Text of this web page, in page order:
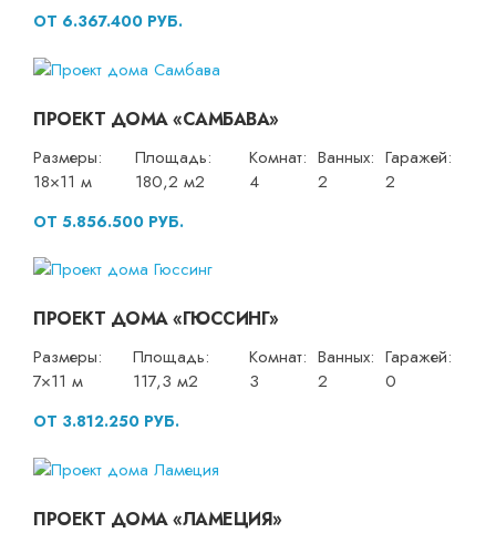
ОТ 6.367.400 РУБ.
ПРОЕКТ ДОМА «САМБАВА»
Размеры:
18×11 м
Площадь:
180,2 м2
Комнат:
4
Ванных:
2
Гаражей:
2
ОТ 5.856.500 РУБ.
ПРОЕКТ ДОМА «ГЮССИНГ»
Размеры:
7×11 м
Площадь:
117,3 м2
Комнат:
3
Ванных:
2
Гаражей:
0
ОТ 3.812.250 РУБ.
ПРОЕКТ ДОМА «ЛАМЕЦИЯ»